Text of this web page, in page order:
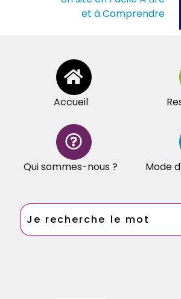
et à Comprendre
Accueil
Qui sommes-nous ? Mode